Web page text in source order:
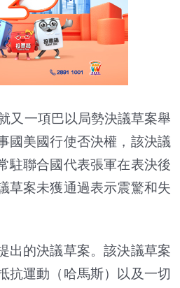
又一項巴以局勢決議草案舉
國美國行使否決權，該決議
駐聯合國代表張軍在表決後
草案未獲通過表示震驚和失
出的決議草案。該決議草案
抗運動（哈馬斯）以及一切